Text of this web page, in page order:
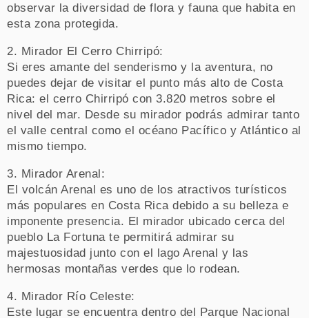
observar la diversidad de flora y fauna que habita en
esta zona protegida.
2. Mirador El Cerro Chirripó:
Si eres amante del senderismo y la aventura, no
puedes dejar de visitar el punto más alto de Costa
Rica: el cerro Chirripó con 3.820 metros sobre el
nivel del mar. Desde su mirador podrás admirar tanto
el valle central como el océano Pacífico y Atlántico al
mismo tiempo.
3. Mirador Arenal:
El volcán Arenal es uno de los atractivos turísticos
más populares en Costa Rica debido a su belleza e
imponente presencia. El mirador ubicado cerca del
pueblo La Fortuna te permitirá admirar su
majestuosidad junto con el lago Arenal y las
hermosas montañas verdes que lo rodean.
4. Mirador Río Celeste:
Este lugar se encuentra dentro del Parque Nacional